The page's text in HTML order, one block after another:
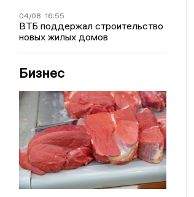
04/08 16:55
ВТБ поддержал строительство
новых жилых домов
Бизнес